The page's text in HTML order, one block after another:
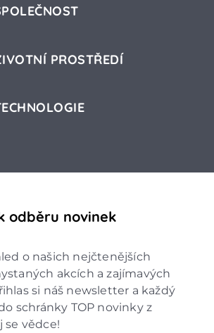
PROSTŘEDÍ
odběru novinek
o našich nejčtenějších
akcích a zajímavých
si náš newsletter a každý
schránky TOP novinky z
vědce!